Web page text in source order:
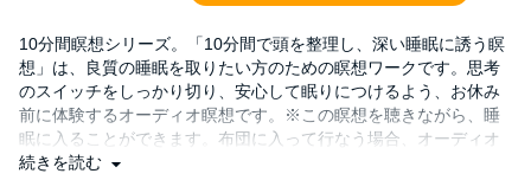
10分間瞑想シリーズ。「10分間で頭を整理し、深い睡眠に誘う瞑
想」は、良質の睡眠を取りたい方のための瞑想ワークです。思考
のスイッチをしっかり切り、安心して眠りにつけるよう、お休み
前に体験するオーディオ瞑想です。※この瞑想を聴きながら、睡
眠に入ることができます。布団に入って行なう場合、オーディオ
が自動的にOFFになるようセットしてください。(C)2009 株式会
続きを読む